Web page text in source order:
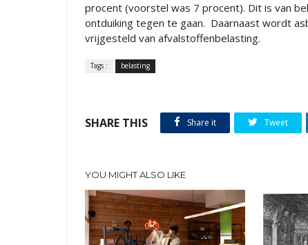
procent (voorstel was 7 procent). Dit is van
ontduiking tegen te gaan. Daarnaast wordt
vrijgesteld van afvalstoffenbelasting.
Tags : belasting
SHARE THIS Share it Tweet
YOU MIGHT ALSO LIKE